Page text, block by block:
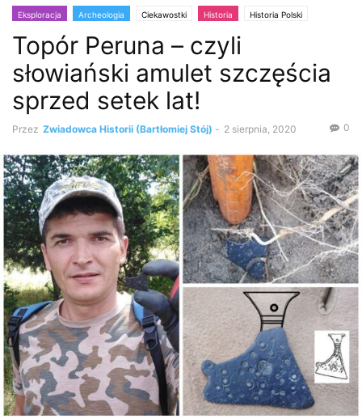
Eksploracja Archeologia Ciekawostki Historia Historia Polski
Poszukiwacze Skarby Wykrywacz metali
Zabytki i antyki
Topór Peruna – czyli
słowiański amulet szczęścia
sprzed setek lat!
Przez Zwiadowca Historii (Bartłomiej Stój) - 2 sierpnia, 2020 0